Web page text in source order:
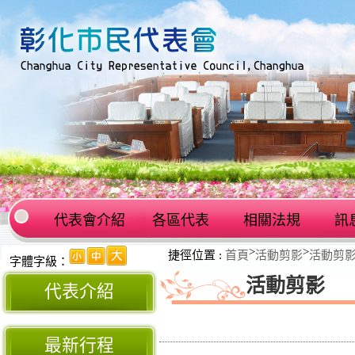
代表會介紹 各區代表 相關法規 訊
字體字級：
代表介紹
最新行程
捷徑位置 : 首頁>活動剪影>活動剪
活動剪影